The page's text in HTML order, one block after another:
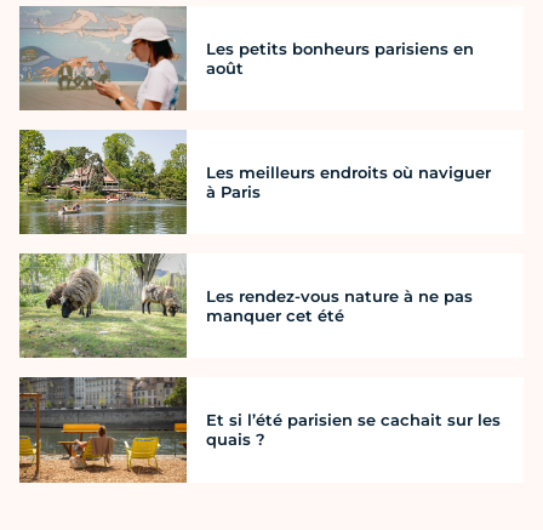
Les petits bonheurs parisiens en
août
Les meilleurs endroits où naviguer
à Paris
Les rendez-vous nature à ne pas
manquer cet été
Et si l’été parisien se cachait sur les
quais ?